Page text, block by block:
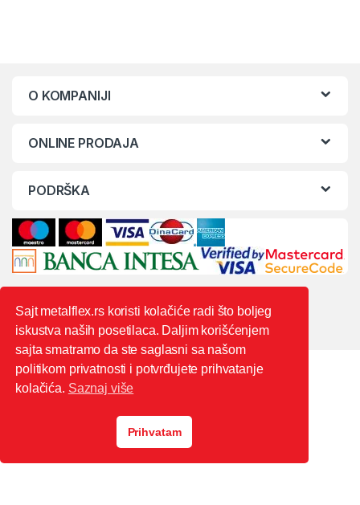
O KOMPANIJI
ONLINE PRODAJA
PODRŠKA
0603444235
Sajt metalflex.rs koristi kolačiće radi što boljeg
iskustva naših posetilaca. Daljim korišćenjem
sajta smatramo da ste saglasni sa našom
politikom privatnosti i potvrđujete prihvatanje
kolačića. Saznaj više
Prihvatam